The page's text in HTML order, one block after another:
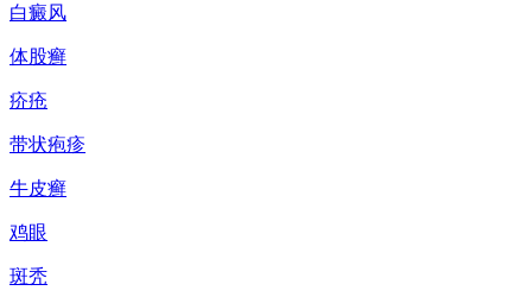
白癜风
体股癣
疥疮
带状疱疹
牛皮癣
鸡眼
斑秃